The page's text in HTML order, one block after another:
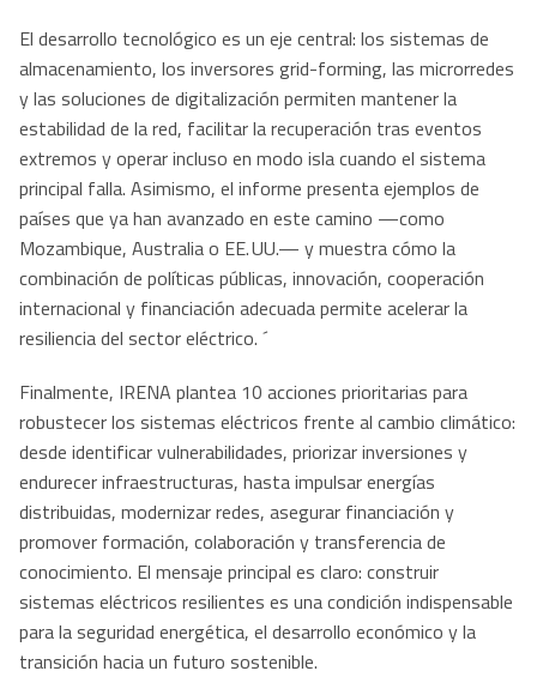
El desarrollo tecnológico es un eje central: los sistemas de
almacenamiento, los inversores grid-forming, las microrredes
y las soluciones de digitalización permiten mantener la
estabilidad de la red, facilitar la recuperación tras eventos
extremos y operar incluso en modo isla cuando el sistema
principal falla. Asimismo, el informe presenta ejemplos de
países que ya han avanzado en este camino —como
Mozambique, Australia o EE. UU.— y muestra cómo la
combinación de políticas públicas, innovación, cooperación
internacional y financiación adecuada permite acelerar la
resiliencia del sector eléctrico. ´
Finalmente, IRENA plantea 10 acciones prioritarias para
robustecer los sistemas eléctricos frente al cambio climático:
desde identificar vulnerabilidades, priorizar inversiones y
endurecer infraestructuras, hasta impulsar energías
distribuidas, modernizar redes, asegurar financiación y
promover formación, colaboración y transferencia de
conocimiento. El mensaje principal es claro: construir
sistemas eléctricos resilientes es una condición indispensable
para la seguridad energética, el desarrollo económico y la
transición hacia un futuro sostenible.